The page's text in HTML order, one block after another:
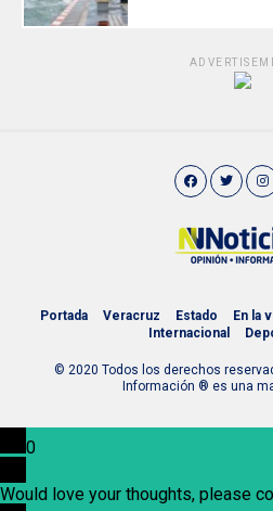
Portada Veracruz Estado En la
Internacional
© 2020 Todos los derechos
Información ® es una
0
Would love your thoughts, please